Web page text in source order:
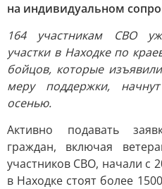
на индивидуальном
164 участникам СВО
участки в Находке по
бойцов, которые
меру поддержки,
осенью.
Активно подавать
граждан, включая
участников СВО, начали с
в Находке стоят более